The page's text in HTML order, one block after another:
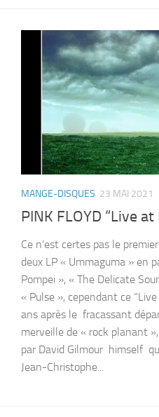
MANGE-DISQUES 23 MAI 2021
PINK FLOYD “Live
Ce n’est certes pas le
deux LP « Ummaguma » en
Pompei », « The Delicate
« Pulse », cependant ce
ans après le fracassant
merveille de « rock planant
par David Gilmour himself
Jean-Christophe...